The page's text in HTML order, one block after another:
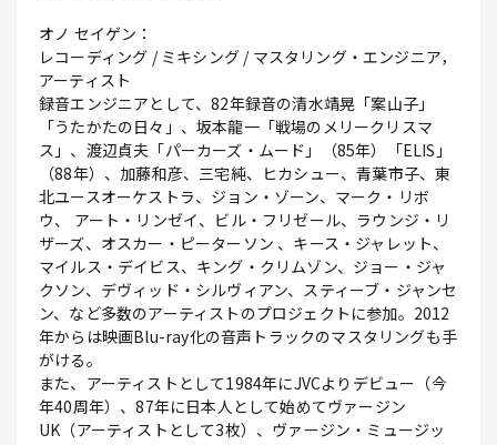
オノ セイゲン：
レコーディング / ミキシング / マスタリング・エンジニア，
アーティスト
録音エンジニアとして、82年録音の清水靖晃「案山子」
「うたかたの日々」、坂本龍一「戦場のメリークリスマ
ス」、渡辺貞夫「パーカーズ・ムード」（85年）「ELIS」
（88年）、加藤和彦、三宅純、ヒカシュー、青葉市子、東
北ユースオーケストラ、ジョン・ゾーン、マーク・リボ
ウ、 アート・リンゼイ、ビル・フリゼール、ラウンジ・リ
ザーズ、オスカー・ピーターソン 、キース・ジャレット、
マイルス・デイビス、キング・クリムゾン、ジョー・ジャ
クソン、デヴィッド・シルヴィアン、スティーブ・ジャンセ
ン、など多数のアーティストのプロジェクトに参加。2012
年からは映画Blu-ray化の音声トラックのマスタリングも手
がける。
また、アーティストとして1984年にJVCよりデビュー（今
年40周年）、87年に日本人として始めてヴァージン
UK（アーティストとして3枚）、ヴァージン・ミュージッ